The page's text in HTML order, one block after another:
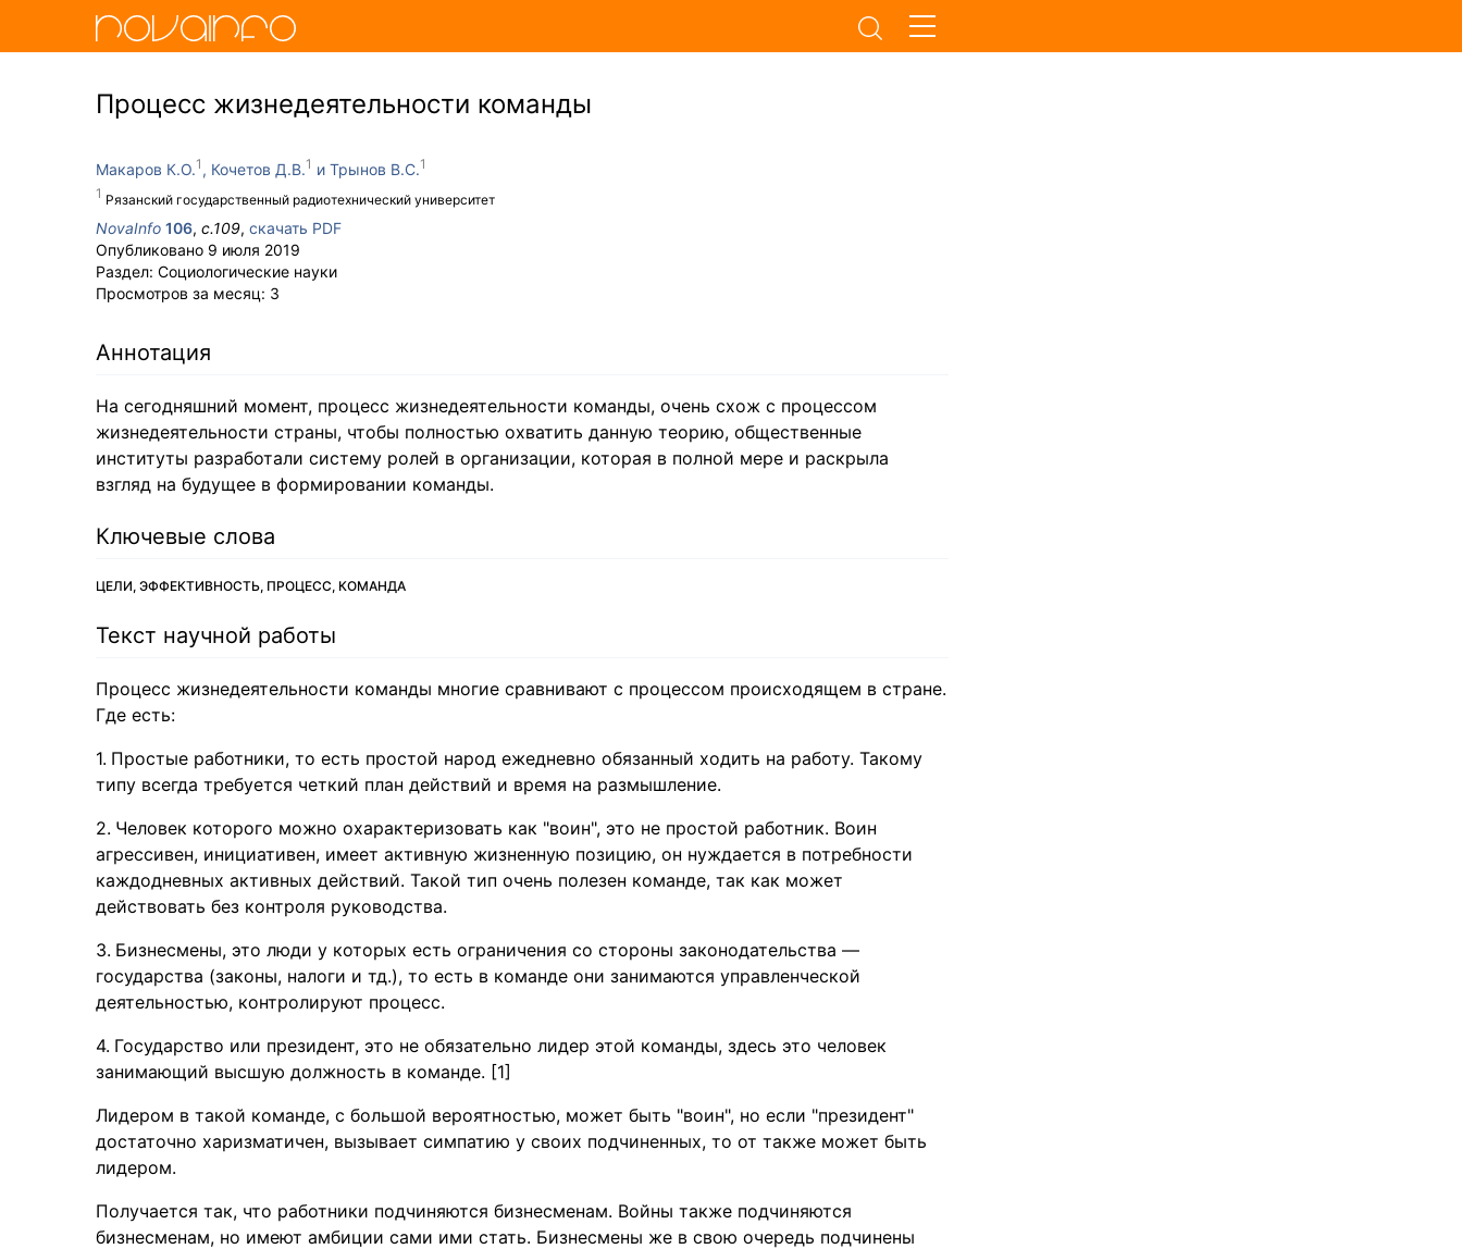
Процесс жизнедеятельности команды
Макаров К.О.
Рязанский государственный радиотехнический университет
Кочетов Д.В. Трынов В.С.
NovaInfo 106, с.109, скачать PDF
Опубликовано 9 июля 2019
Раздел: Социологические науки
Просмотров за месяц: 3
Аннотация
На сегодняшний момент, процесс жизнедеятельности команды, очень схож с процессом
жизнедеятельности страны, чтобы полностью охватить данную теорию, общественные
институты разработали систему ролей в организации, которая в полной мере и раскрыла
взгляд на будущее в формировании команды.
Ключевые слова
ЦЕЛИ, ЭФФЕКТИВНОСТЬ, ПРОЦЕСС, КОМАНДА
Текст научной работы
Процесс жизнедеятельности команды многие сравнивают с процессом происходящем в стране.
Где есть:
Простые работники, то есть простой народ ежедневно обязанный ходить на работу. Такому
типу всегда требуется четкий план действий и время на размышление.
Человек которого можно охарактеризовать как "воин", это не простой работник. Воин
агрессивен, инициативен, имеет активную жизненную позицию, он нуждается в потребности
каждодневных активных действий. Такой тип очень полезен команде, так как может
действовать без контроля руководства.
Бизнесмены, это люди у которых есть ограничения со стороны законодательства —
государства (законы, налоги и тд.), то есть в команде они занимаются управленческой
деятельностью, контролируют процесс.
Государство или президент, это не обязательно лидер этой команды, здесь это человек
занимающий высшую должность в команде. [1]
Лидером в такой команде, с большой вероятностью, может быть "воин", но если "президент"
достаточно харизматичен, вызывает симпатию у своих подчиненных, то от также может быть
лидером.
Получается так, что работники подчиняются бизнесменам. Войны также подчиняются
бизнесменам, но имеют амбиции сами ими стать. Бизнесмены же в свою очередь подчинены